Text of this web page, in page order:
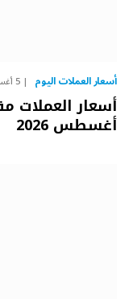
أسعار العملات اليوم 5 أغسطس، 2026
أغسطس 2026